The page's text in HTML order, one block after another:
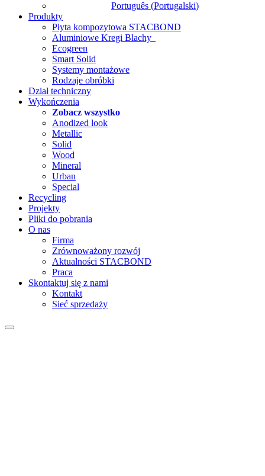
Português (Portugalski)
Produkty
Płyta kompozytowa STACBOND
Aluminiowe Kregi Blachy
Ecogreen
Smart Solid
Systemy montażowe
Rodzaje obróbki
Dział techniczny
Wykończenia
Zobacz wszystko
Anodized look
Metallic
Solid
Wood
Mineral
Urban
Special
Recycling
Projekty
Pliki do pobrania
O nas
Firma
Zrównoważony rozwój
Aktualności STACBOND
Praca
Skontaktuj się z nami
Kontakt
Sieć sprzedaży